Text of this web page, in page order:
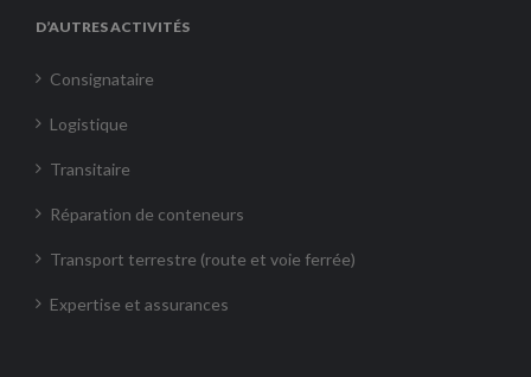
D’AUTRES ACTIVITÉS
Consignataire
Logistique
Transitaire
Réparation de conteneurs
Transport terrestre (route et voie ferrée)
Expertise et assurances